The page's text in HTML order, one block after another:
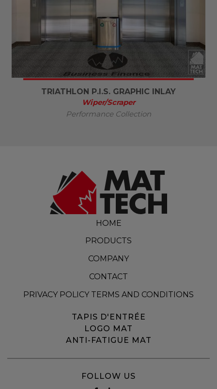
TRIATHLON P.I.S. GRAPHIC INLAY
Wiper/Scraper
Performance Collection
HOME
PRODUCTS
COMPANY
CONTACT
PRIVACY POLICY TERMS AND CONDITIONS
TAPIS D'ENTRÉE
LOGO MAT
ANTI-FATIGUE MAT
FOLLOW US